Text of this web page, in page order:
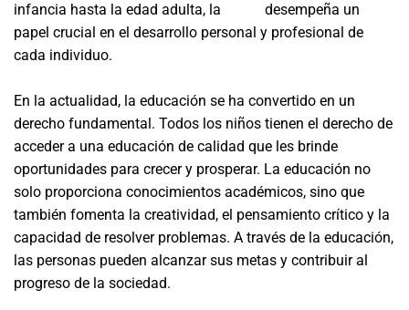
infancia hasta la edad adulta, la
desempeña un
papel crucial en el desarrollo personal y profesional de
cada individuo.
En la actualidad, la educación se ha convertido en un
derecho fundamental. Todos los niños tienen el derecho de
acceder a una educación de calidad que les brinde
oportunidades para crecer y prosperar. La educación no
solo proporciona conocimientos académicos, sino que
también fomenta la creatividad, el pensamiento crítico y la
capacidad de resolver problemas. A través de la educación,
las personas pueden alcanzar sus metas y contribuir al
progreso de la sociedad.